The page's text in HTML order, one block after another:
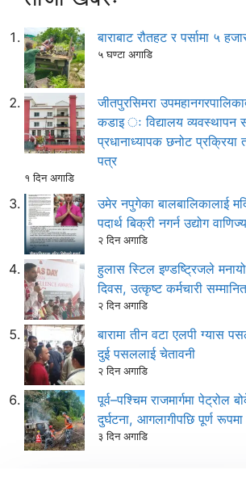
बाराबाट रौतहट र पर्सामा ५
५ घण्टा अगाडि
जीतपुरसिमरा
कडाइ ः विद्यालय व्यवस्थापन
प्रधानाध्यापक छनोट
पत्र
१ दिन अगाडि
उमेर नपुगेका बालबालिकालाई
पदार्थ बिक्री नगर्न उद्योग
२ दिन अगाडि
हुलास स्टिल इण्डष्ट्रिजले
दिवस, उत्कृष्ट कर्मचारी
२ दिन अगाडि
बारामा तीन वटा एलपी ग्यास
दुई पसललाई चेतावनी
२ दिन अगाडि
पूर्व–पश्चिम राजमार्गमा पेट्रोल
दुर्घटना, आगलागीपछि पूर्ण
३ दिन अगाडि